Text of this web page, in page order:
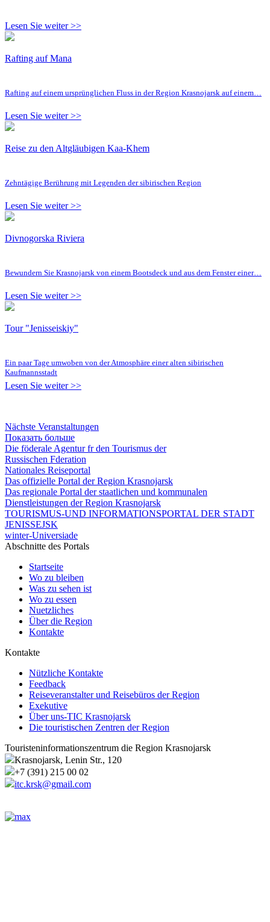
Lesen Sie weiter >>
Rafting auf Mana
Rafting auf einem ursprünglichen Fluss in der Region Krasnojarsk auf einem…
Lesen Sie weiter >>
Reise zu den Altgläubigen Kaa-Khem
Zehntägige Berührung mit Legenden der sibirischen Region
Lesen Sie weiter >>
Divnogorska Riviera
Bewundern Sie Krasnojarsk von einem Bootsdeck und aus dem Fenster einer…
Lesen Sie weiter >>
Tour "Jenisseiskiy"
Ein paar Tage umwoben von der Atmosphäre einer alten sibirischen
Kaufmannsstadt
Lesen Sie weiter >>
Nächste Veranstaltungen
Показать больше
Die föderale Agentur fr den Tourismus der
Russischen Fderation
Nationales Reiseportal
Das offizielle Portal der Region Krasnojarsk
Das regionale Portal der staatlichen und kommunalen
Dienstleistungen der Region Krasnojarsk
TOURISMUS-UND INFORMATIONSPORTAL DER STADT
JENISSEJSK
winter-Universiade
Abschnitte des Portals
Startseite
Wo zu bleiben
Was zu sehen ist
Wo zu essen
Nuetzliches
Über die Region
Kontakte
Kontakte
Nützliche Kontakte
Feedback
Reiseveranstalter und Reisebüros der Region
Exekutive
Über uns-TIC Krasnojarsk
Die touristischen Zentren der Region
Touristeninformationszentrum die Region Krasnojarsk
Krasnojarsk, Lenin Str., 120
+7 (391) 215 00 02
itc.krsk@gmail.com